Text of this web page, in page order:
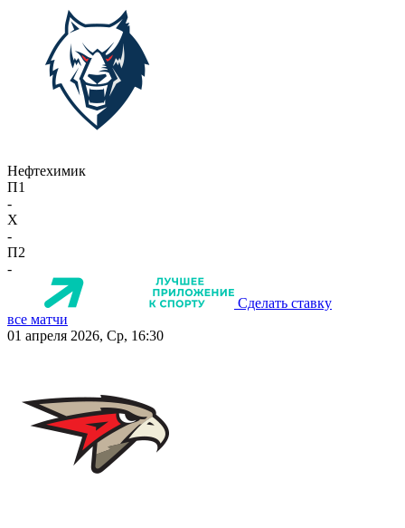
Нефтехимик
П1
-
X
-
П2
-
Сделать ставку
все матчи
01 апреля 2026, Ср, 16:30